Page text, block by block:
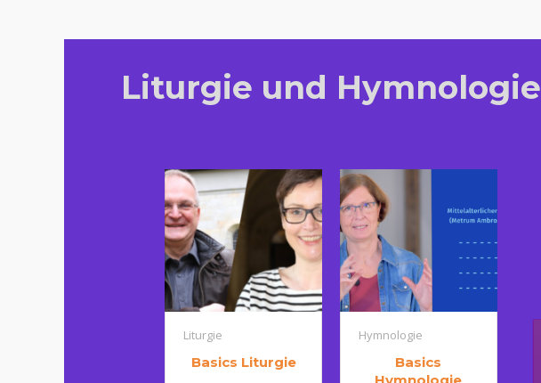
Liturgie und Hymnologie
Liturgie
Basics Liturgie
Hymnologie
Basics